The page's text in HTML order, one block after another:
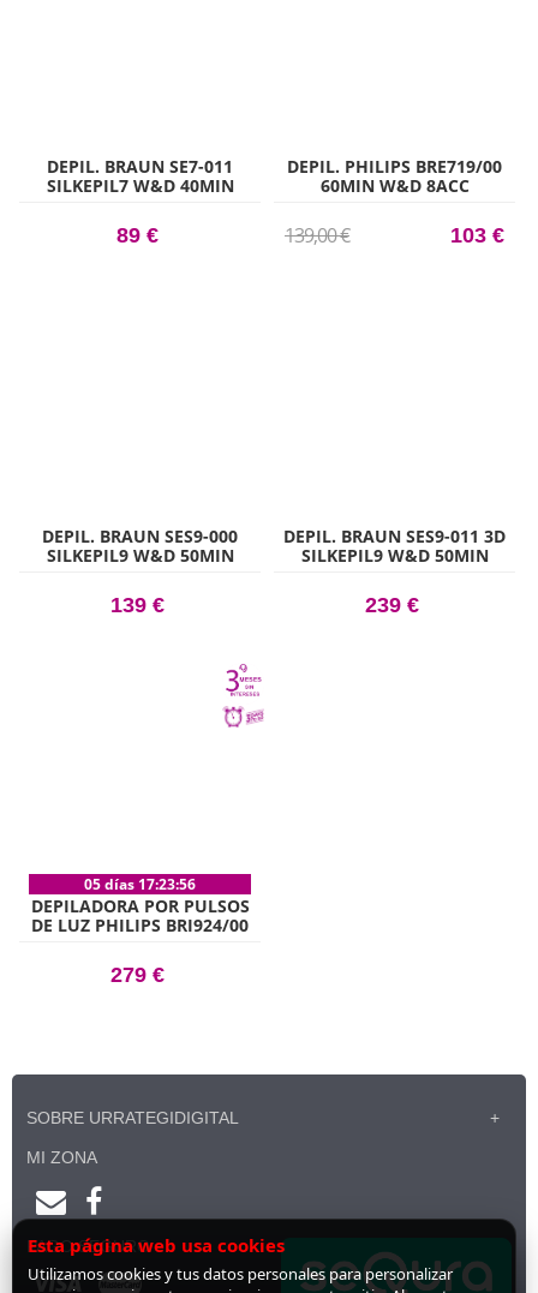
DEPIL. BRAUN SE7-011
SILKEPIL7 W&D 40MIN
89 €
DEPIL. PHILIPS BRE719/00
60MIN W&D 8ACC
139,00 € 103 €
DEPIL. BRAUN SES9-000
SILKEPIL9 W&D 50MIN
139 €
DEPIL. BRAUN SES9-011 3D
SILKEPIL9 W&D 50MIN
239 €
05 días 17:23:56
DEPILADORA POR PULSOS
DE LUZ PHILIPS BRI924/00
279 €
SOBRE URRATEGIDIGITAL
MI ZONA
PAGO SEGURO
Esta página web usa cookies
Utilizamos cookies y tus datos personales para personalizar